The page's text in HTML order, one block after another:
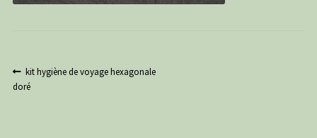
Navigation
de
Article
précédent :
kit hygiène de voyage hexagonale
doré